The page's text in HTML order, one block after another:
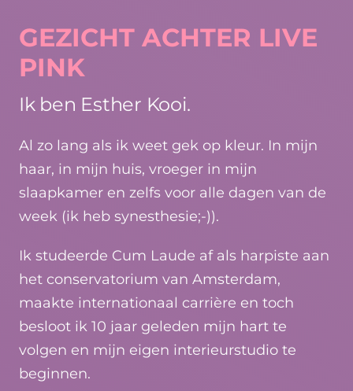
GEZICHT ACHTER LIVE
PINK
Ik ben Esther Kooi.
Al zo lang als ik weet gek op kleur. In mijn
haar, in mijn huis, vroeger in mijn
slaapkamer en zelfs voor alle dagen van de
week (ik heb synesthesie;-)).
Ik studeerde Cum Laude af als harpiste aan
het conservatorium van Amsterdam,
maakte internationaal carrière en toch
besloot ik 10 jaar geleden mijn hart te
volgen en mijn eigen interieurstudio te
beginnen.